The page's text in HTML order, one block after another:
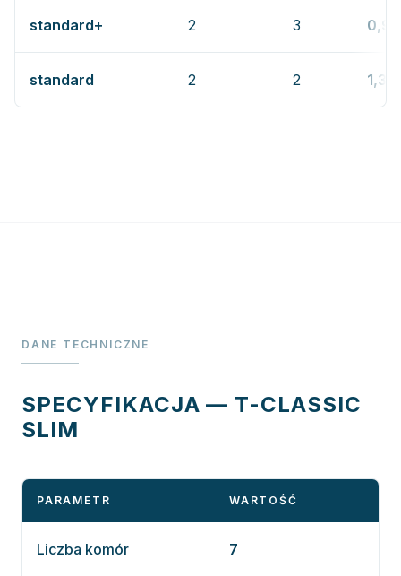
standard+ 2 3 0,98
standard 2 2 1,3
DANE TECHNICZNE
SPECYFIKACJA — T-CLASSIC
SLIM
PARAMETR WARTOŚĆ
Liczba komór 7